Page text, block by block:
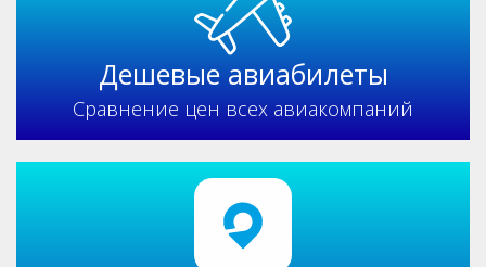
Дешевыеавиабилеты
Сравнение цен всех авиакомпаний